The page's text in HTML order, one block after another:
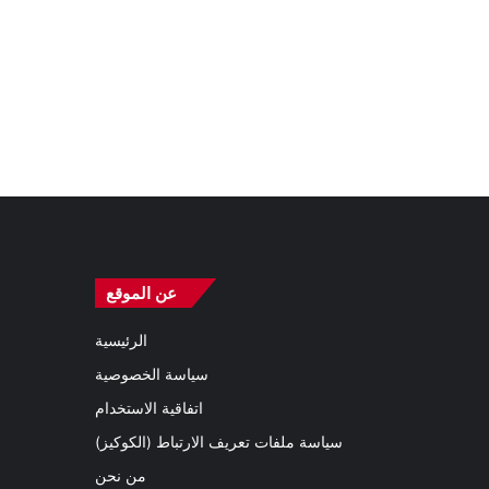
عن الموقع
الرئيسية
سياسة الخصوصية
اتفاقية الاستخدام
سياسة ملفات تعريف الارتباط (الكوكيز)
من نحن